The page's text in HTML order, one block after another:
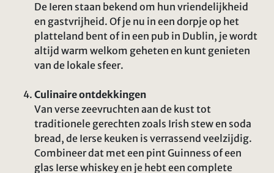
De Ieren staan bekend om hun vriendelijkheid
en gastvrijheid. Of je nu in een dorpje op het
platteland bent of in een pub in Dublin, je wordt
altijd warm welkom geheten en kunt genieten
van de lokale sfeer.
Culinaire ontdekkingen
Van verse zeevruchten aan de kust tot
traditionele gerechten zoals Irish stew en soda
bread, de Ierse keuken is verrassend veelzijdig.
Combineer dat met een pint Guinness of een
glas Ierse whiskey en je hebt een complete